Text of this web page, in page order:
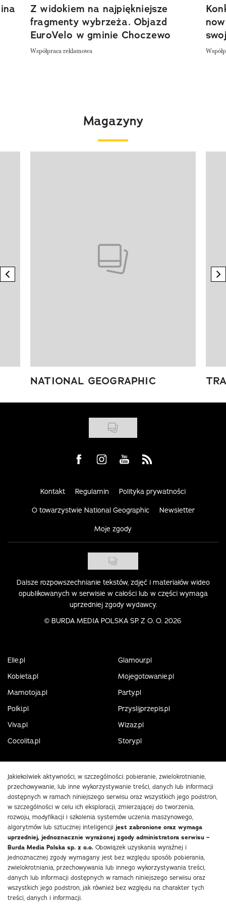
Z widokiem na najpiękniejsze
fragmenty wybrzeża. Objazd
EuroVelo w gminie Choczewo
Współpraca reklamowa
Magazyny
previous element
NATIONAL GEOGRAPHIC
Visit us on Facebook
Visit us on Instagram
Visit us on Youtube
Visit us on Rss
Kontakt Regulamin Polityka prywatności
O towarzystwie National Geographic Newsletter
Moje zgody
Dalsze rozpowszechnianie tekstów, zdjęć i materiałów wideo
opublikowanych w serwisie w całości lub w części wymaga
uprzedniej zgody wydawcy.
© BURDA MEDIA POLSKA SP. Z O. O. 2026
Elle.pl
Glamour.pl
Kobieta.pl
Mojegotowanie.pl
Mamotoja.pl
Party.pl
Polki.pl
Przyslijprzepis.pl
Viva.pl
Wizaz.pl
Cocolita.pl
Story.pl
Jakiekolwiek aktywności, w szczególności: pobieranie, zwielokrotnianie,
przechowywanie, lub inne wykorzystywanie treści, danych lub informacji
dostępnych w ramach niniejszego serwisu oraz wszystkich jego podstron,
w szczególności w celu ich eksploracji, zmierzającej do tworzenia,
rozwoju, modyfikacji i szkolenia systemów uczenia maszynowego,
algorytmów lub sztucznej inteligencji jest zabronione oraz wymaga
uprzedniej, jednoznacznie wyrażonej zgody administratora serwisu –
Burda Media Polska sp. z o.o. Obowiązek uzyskania wyraźnej i
jednoznacznej zgody wymagany jest bez względu sposób pobierania,
zwielokrotniania, przechowywania lub innego wykorzystywania treści,
danych lub informacji dostępnych w ramach niniejszego serwisu oraz
wszystkich jego podstron, jak również bez względu na charakter tych
treści, danych i informacji.